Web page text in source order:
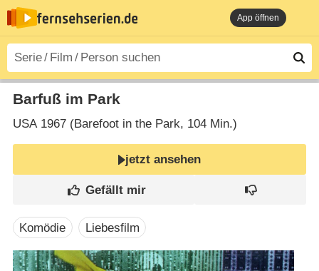
App öffnen
Barfuß im Park
USA1967 (Barefoot in the Park‎, 104 Min.)
jetzt ansehen
Komödie Liebesfilm